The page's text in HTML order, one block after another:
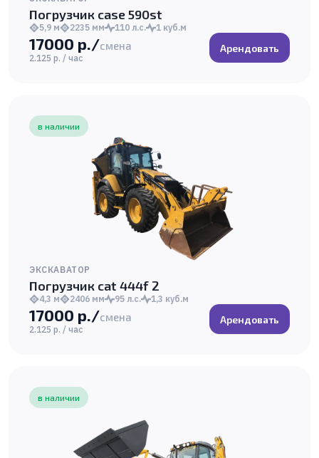
Погрузчик case 590st
5,9 м 2235 мм 110 л.с. 1 куб.м
17000 р./смена
2.125 р. / час
Арендовать
в наличии
ЭКСКАВАТОР
Погрузчик cat 444f 2
4,3 м 2406 мм 95 л.с. 1,3 куб.м
17000 р./смена
2.125 р. / час
Арендовать
в наличии